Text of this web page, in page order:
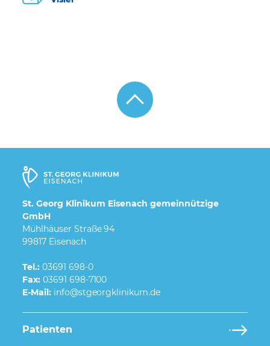
St. Georg Klinikum Eisenach gemeinnützige
GmbH
Mühlhäuser Straße 94
99817 Eisenach
Tel.: 03691 698-0
Fax: 03691 698-7100
E-Mail:
Patienten